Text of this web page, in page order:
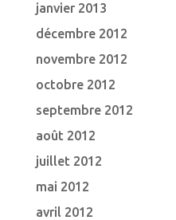
janvier 2013
décembre 2012
novembre 2012
octobre 2012
septembre 2012
août 2012
juillet 2012
mai 2012
avril 2012